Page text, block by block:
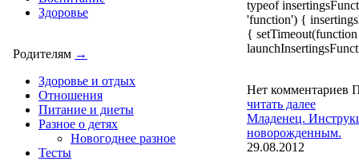
Здоровье
Родителям →
Здоровье и отдых
Отношения
Питание и диеты
Разное о детях
Новогоднее разное
Тесты
typeof
'function') {
{
Нет комментариев
читать далее
Младенец.
новорожденным.
29.08.2012